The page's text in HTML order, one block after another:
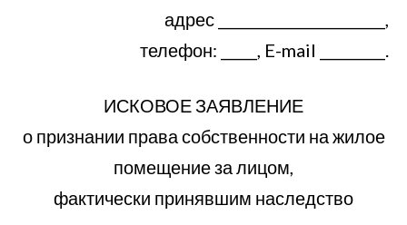
адрес _______________________,
телефон: _____, E-mail _________.
ИСКОВОЕ ЗАЯВЛЕНИЕ
о признании права собственности на жилое
помещение за лицом,
фактически принявшим наследство